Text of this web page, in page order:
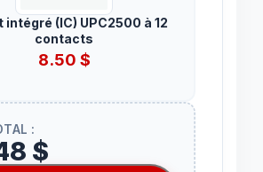
intégré (IC) UPC2500 à 12
contacts
8.50 $
:
$